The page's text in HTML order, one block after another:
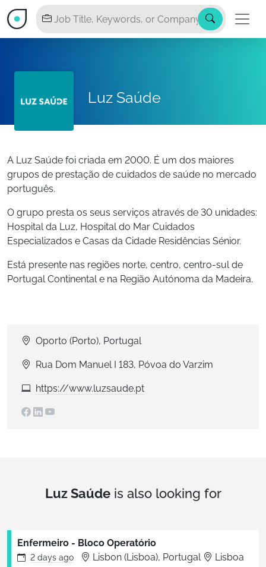
Luz Saúde
A Luz Saúde foi criada em 2000. É um dos maiores
grupos de prestação de cuidados de saúde no mercado
português.
O grupo presta os seus serviços através de 30 unidades:
Hospital da Luz, Hospital do Mar Cuidados
Especializados e Casas da Cidade Residências Sénior.
Está presente nas regiões norte, centro, centro-sul de
Portugal Continental e na Região Autónoma da Madeira.
Oporto (Porto), Portugal
Rua Dom Manuel I 183, Póvoa do Varzim
https://www.luzsaude.pt
Luz Saúdeis also looking for
Enfermeiro - Bloco Operatório
2 days ago Lisbon (Lisboa), Portugal Lisboa